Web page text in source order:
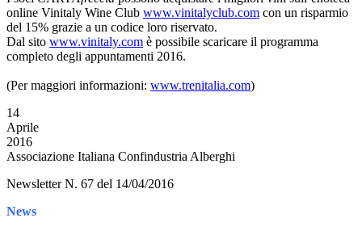
online Vinitaly Wine Club www.vinitalyclub.com con un risparmio
del 15% grazie a un codice loro riservato.
Dal sito www.vinitaly.com è possibile scaricare il programma
completo degli appuntamenti 2016.
(Per maggiori informazioni: www.trenitalia.com)
14
Aprile
2016
Associazione Italiana Confindustria Alberghi
Newsletter N. 67 del 14/04/2016
News